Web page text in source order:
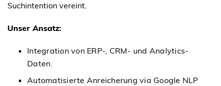
Suchintention vereint.
Unser Ansatz:
Integration von ERP-, CRM- und Analytics-
Daten.
Automatisierte Anreicherung via Google NLP